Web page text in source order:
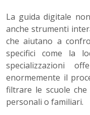
La guida digitale
anche strumenti
che aiutano a
specifici come la
specializzazioni
enormemente il
filtrare le scuole
personali o familiari.